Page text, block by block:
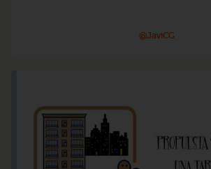
@JaviCG